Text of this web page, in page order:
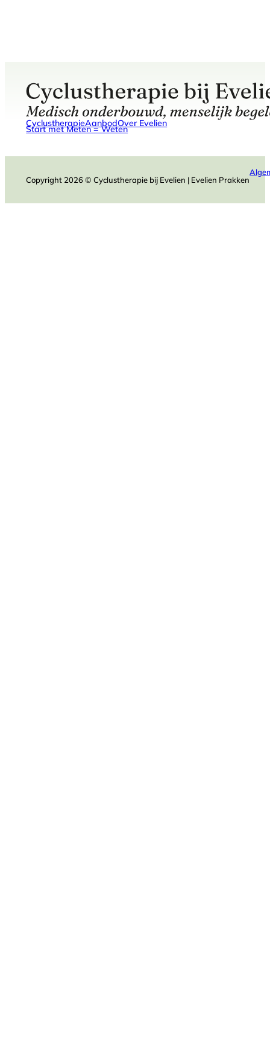
CyclustherapieAanbodOver Evelien
Start met Meten = Weten
Copyright 2026 © Cyclustherapie bij Evelien | Evelien Prakken